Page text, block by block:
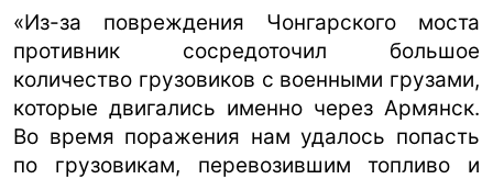
«Из-за повреждения Чонгарского моста
противник сосредоточил большое
количество грузовиков с военными грузами,
которые двигались именно через Армянск.
Во время поражения нам удалось попасть
по грузовикам, перевозившим топливо и